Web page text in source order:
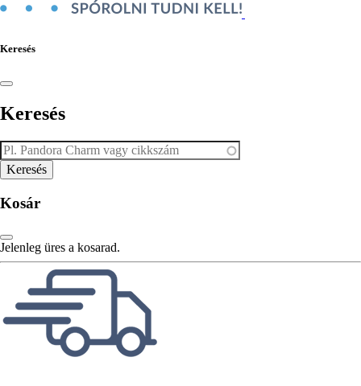
Keresés
Keresés
Kosár
Jelenleg üres a kosarad.